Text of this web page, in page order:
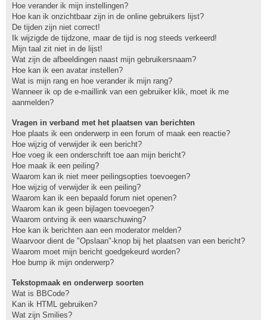
Hoe verander ik mijn instellingen?
Hoe kan ik onzichtbaar zijn in de online gebruikers lijst?
De tijden zijn niet correct!
Ik wijzigde de tijdzone, maar de tijd is nog steeds verkeerd!
Mijn taal zit niet in de lijst!
Wat zijn de afbeeldingen naast mijn gebruikersnaam?
Hoe kan ik een avatar instellen?
Wat is mijn rang en hoe verander ik mijn rang?
Wanneer ik op de e-maillink van een gebruiker klik, moet ik me
aanmelden?
Vragen in verband met het plaatsen van berichten
Hoe plaats ik een onderwerp in een forum of maak een reactie?
Hoe wijzig of verwijder ik een bericht?
Hoe voeg ik een onderschrift toe aan mijn bericht?
Hoe maak ik een peiling?
Waarom kan ik niet meer peilingsopties toevoegen?
Hoe wijzig of verwijder ik een peiling?
Waarom kan ik een bepaald forum niet openen?
Waarom kan ik geen bijlagen toevoegen?
Waarom ontving ik een waarschuwing?
Hoe kan ik berichten aan een moderator melden?
Waarvoor dient de "Opslaan"-knop bij het plaatsen van een bericht?
Waarom moet mijn bericht goedgekeurd worden?
Hoe bump ik mijn onderwerp?
Tekstopmaak en onderwerp soorten
Wat is BBCode?
Kan ik HTML gebruiken?
Wat zijn Smilies?